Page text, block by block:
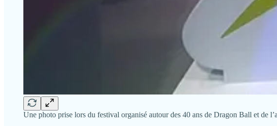
Une photo prise lors du festival organisé autour des 40 ans de Dragon Ball et de